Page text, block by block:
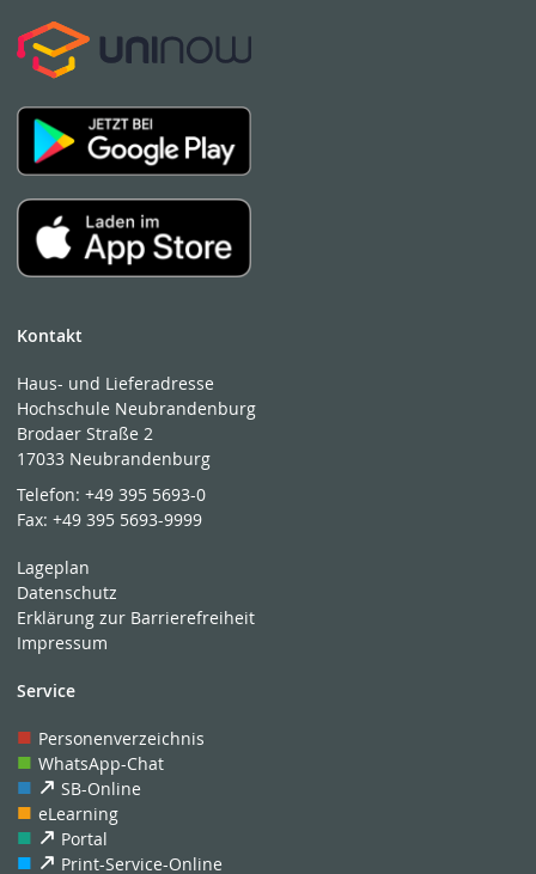
Kontakt
Haus- und Lieferadresse
Hochschule Neubrandenburg
Brodaer Straße 2
17033 Neubrandenburg
Telefon:+49 395 5693-0
Fax:+49 395 5693-9999
Lageplan
Datenschutz
Erklärung zur Barrierefreiheit
Impressum
Service
Personenverzeichnis
WhatsApp-Chat
SB-Online
eLearning
Portal
Print-Service-Online